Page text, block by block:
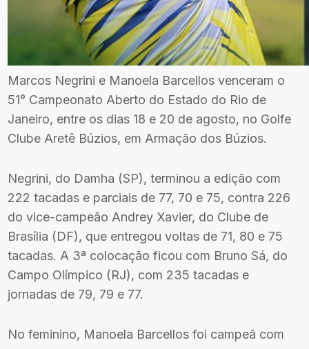
Marcos Negrini e Manoela Barcellos venceram o
51° Campeonato Aberto do Estado do Rio de
Janeiro, entre os dias 18 e 20 de agosto, no Golfe
Clube Aretê Búzios, em Armação dos Búzios.
Negrini, do Damha (SP), terminou a edição com
222 tacadas e parciais de 77, 70 e 75, contra 226
do vice-campeão Andrey Xavier, do Clube de
Brasília (DF), que entregou voltas de 71, 80 e 75
tacadas. A 3ª colocação ficou com Bruno Sá, do
Campo Olímpico (RJ), com 235 tacadas e
jornadas de 79, 79 e 77.
No feminino, Manoela Barcellos foi campeã com